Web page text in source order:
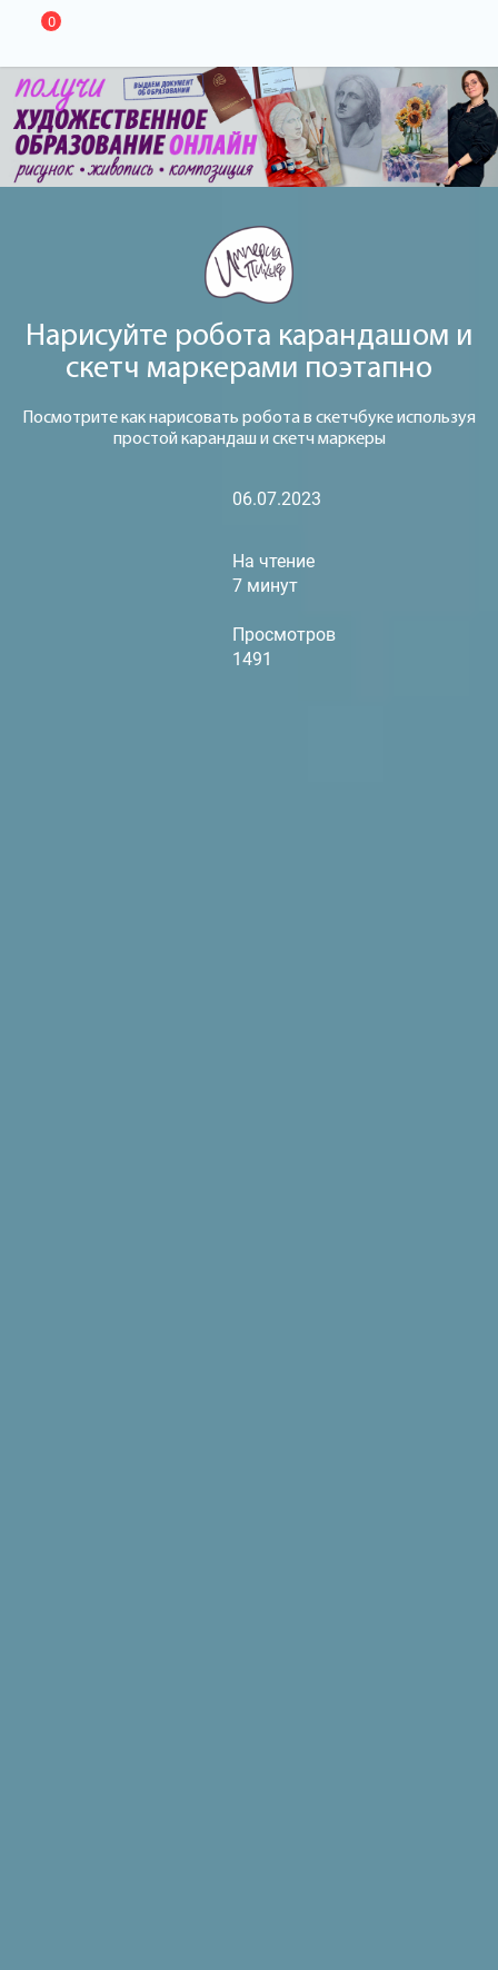
0
Нарисуйте робота карандашом и
скетч маркерами поэтапно
Посмотрите как нарисовать робота в скетчбуке используя
простой карандаш и скетч маркеры
06.07.2023
На чтение
7 минут
Просмотров
1491